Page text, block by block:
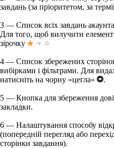
завдань (за пріоритетом, за
3 — Список всіх завдань
Для того, щоб вилучити
зірочку
4 — Список збережених
вибірками і фільтрами. Для
натисніть на чорну «цегла»
.
5 — Кнопка для збереження
закладки.
6 — Налаштування способу
(попередній перегляд або
сторінки завдання).